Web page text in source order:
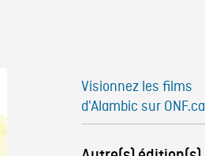
Visionnez les films
d'Alambic sur ONF.ca